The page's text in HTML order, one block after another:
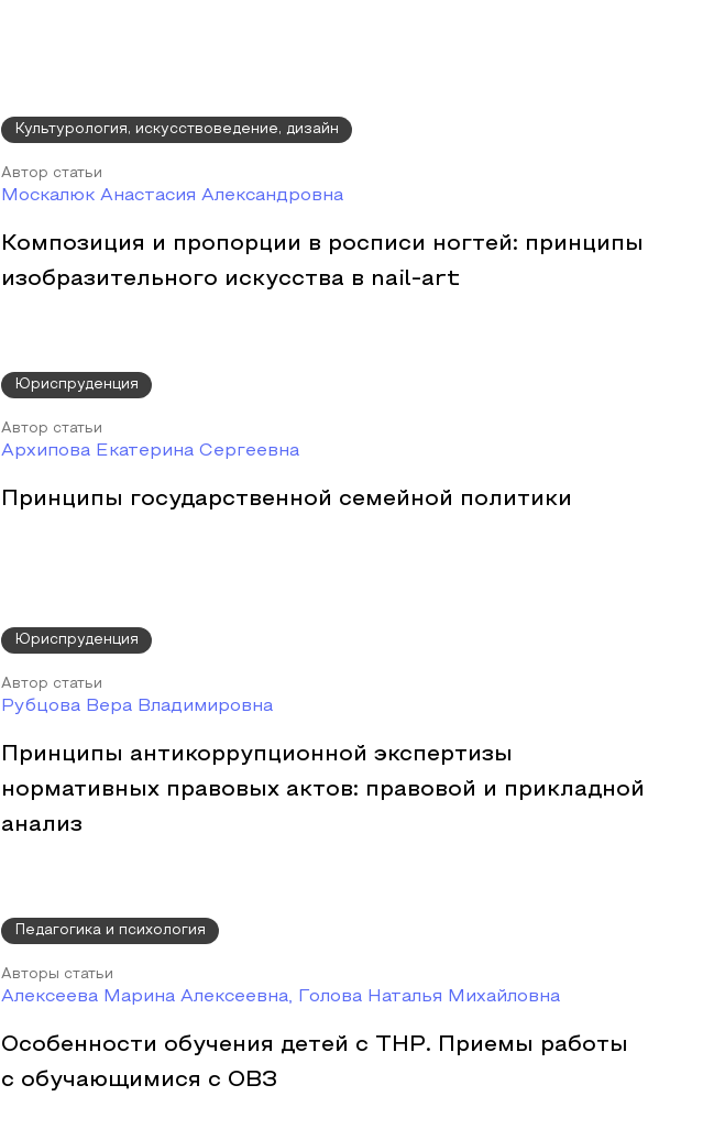
Культурология, искусствоведение, дизайн
Автор статьи
Москалюк Анастасия Александровна
Композиция и пропорции в росписи ногтей: принципы
изобразительного искусства в nail-art
Юриспруденция
Автор статьи
Архипова Екатерина Сергеевна
Принципы государственной семейной политики
Юриспруденция
Автор статьи
Рубцова Вера Владимировна
Принципы антикоррупционной экспертизы
нормативных правовых актов: правовой и прикладной
анализ
Педагогика и психология
Авторы статьи
Алексеева Марина Алексеевна, Голова Наталья Михайловна
Особенности обучения детей с ТНР. Приемы работы
с обучающимися с ОВЗ